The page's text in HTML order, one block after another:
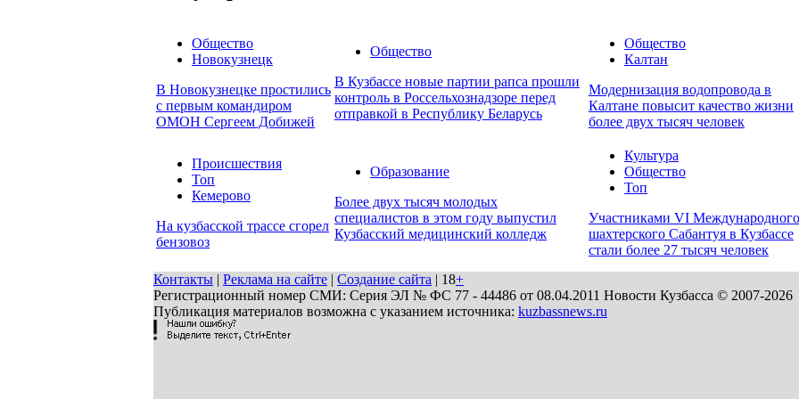
Общество
Новокузнецк
В Новокузнецке простились
с первым командиром
ОМОН Сергеем Добижей
Общество
В Кузбассе новые партии рапса прошли
контроль в Россельхознадзоре перед
отправкой в Республику Беларусь
Общество
Калтан
Модернизация водопровода в
Калтане повысит качество жизни
более двух тысяч человек
Происшествия
Топ
Кемерово
На кузбасской трассе сгорел
бензовоз
Образование
Более двух тысяч молодых
специалистов в этом году выпустил
Кузбасский медицинский колледж
Культура
Общество
Топ
Участниками VI Международного
шахтерского Сабантуя в Кузбассе
стали более 27 тысяч человек
Контакты | Реклама на сайте | Создание сайта | 18+
Регистрационный номер СМИ: Серия ЭЛ № ФС 77 - 44486 от 08.04.2011 Новости Кузбасса © 2007-2026
Публикация материалов возможна с указанием источника: kuzbassnews.ru